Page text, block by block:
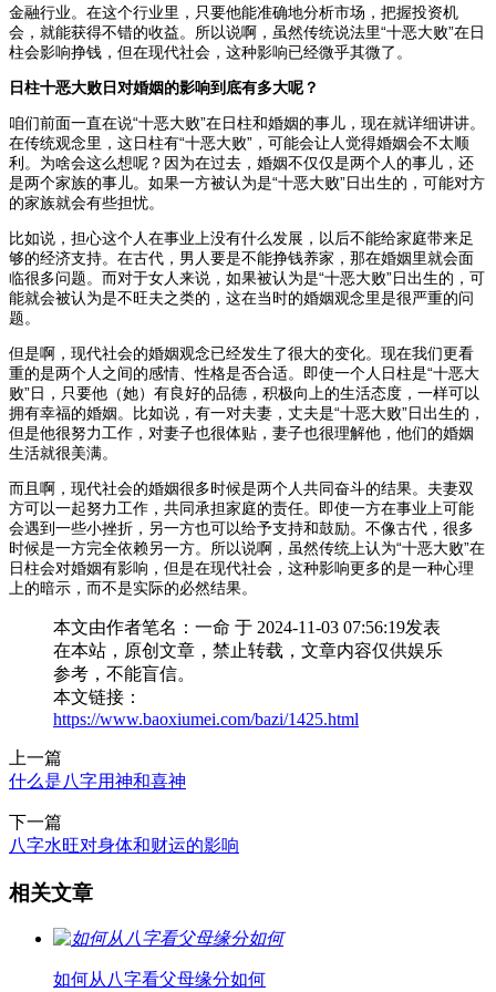
金融行业。在这个行业里，只要他能准确地分析市场，把握投资机
会，就能获得不错的收益。所以说啊，虽然传统说法里“十恶大败”在日
柱会影响挣钱，但在现代社会，这种影响已经微乎其微了。
日柱十恶大败日对婚姻的影响到底有多大呢？
咱们前面一直在说“十恶大败”在日柱和婚姻的事儿，现在就详细讲讲。
在传统观念里，这日柱有“十恶大败”，可能会让人觉得婚姻会不太顺
利。为啥会这么想呢？因为在过去，婚姻不仅仅是两个人的事儿，还
是两个家族的事儿。如果一方被认为是“十恶大败”日出生的，可能对方
的家族就会有些担忧。
比如说，担心这个人在事业上没有什么发展，以后不能给家庭带来足
够的经济支持。在古代，男人要是不能挣钱养家，那在婚姻里就会面
临很多问题。而对于女人来说，如果被认为是“十恶大败”日出生的，可
能就会被认为是不旺夫之类的，这在当时的婚姻观念里是很严重的问
题。
但是啊，现代社会的婚姻观念已经发生了很大的变化。现在我们更看
重的是两个人之间的感情、性格是否合适。即使一个人日柱是“十恶大
败”日，只要他（她）有良好的品德，积极向上的生活态度，一样可以
拥有幸福的婚姻。比如说，有一对夫妻，丈夫是“十恶大败”日出生的，
但是他很努力工作，对妻子也很体贴，妻子也很理解他，他们的婚姻
生活就很美满。
而且啊，现代社会的婚姻很多时候是两个人共同奋斗的结果。夫妻双
方可以一起努力工作，共同承担家庭的责任。即使一方在事业上可能
会遇到一些小挫折，另一方也可以给予支持和鼓励。不像古代，很多
时候是一方完全依赖另一方。所以说啊，虽然传统上认为“十恶大败”在
日柱会对婚姻有影响，但是在现代社会，这种影响更多的是一种心理
上的暗示，而不是实际的必然结果。
本文由作者笔名：一命 于 2024-11-03 07:56:19发表
在本站，原创文章，禁止转载，文章内容仅供娱乐
参考，不能盲信。
本文链接：
https://www.baoxiumei.com/bazi/1425.html
上一篇
什么是八字用神和喜神
下一篇
八字水旺对身体和财运的影响
相关文章
如何从八字看父母缘分如何